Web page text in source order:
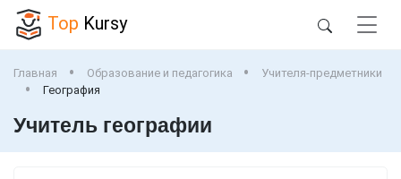
Top Kursy
Главная Образование и педагогика
Учителя-предметники
География
Учитель географии